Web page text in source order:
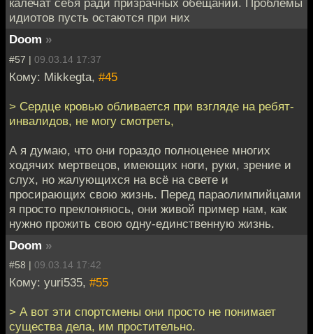
калечат себя ради призрачных обещаний. Проблемы
идиотов пусть остаются при них
Doom »
#57 | 09.03.14 17:37
Кому: Mikkegta, #45
> Сердце кровью обливается при взгляде на ребят-
инвалидов, не могу смотреть,
А я думаю, что они гораздо полноценее многих
ходячих мертвецов, имеющих ноги, руки, зрение и
слух, но жалующихся на всё на свете и
просирающих свою жизнь. Перед параолимпийцами
я просто преклоняюсь, они живой пример нам, как
нужно прожить свою одну-единственную жизнь.
Doom »
#58 | 09.03.14 17:42
Кому: yuri535, #55
> А вот эти спортсмены они просто не понимает
существа дела, им простительно.